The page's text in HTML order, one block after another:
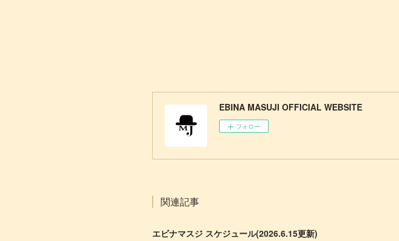
EBINA MASUJI OFFICIAL WEBSITE
フォロー
関連記事
エビナマスジ スケジュール(2026.6.15更新)